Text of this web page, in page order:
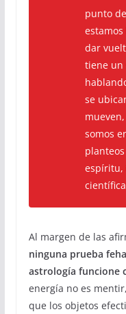
punto
dar
tiene un
se
somos
espíritu,
Al margen de las
ninguna prueba
astrología funcione
energía no es
que los objetos